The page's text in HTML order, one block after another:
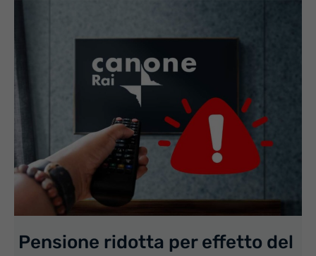
Pensione ridotta per effetto del